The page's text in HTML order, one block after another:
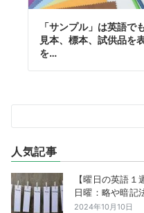
「サンプル」は英語で
見本、標本、試供品を
を…
人気記事
【曜日の英語
日曜：略や暗記
2024年10月10日